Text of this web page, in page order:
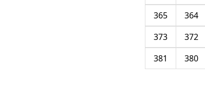
364
365
372
373
380
381